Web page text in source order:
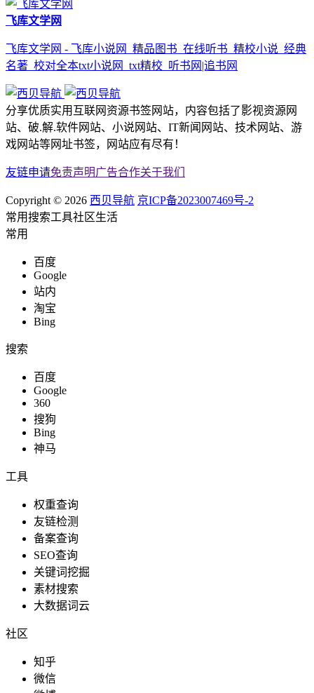
飞库文学网
飞库文学网 - 飞库小说网_精品图书_在线听书_精校小说_经典
名著_校对全本txt小说网_txt精校_听书网|追书网
分享优质实用互联网资源书签网站，内容包括了影视资源网
站、破.解.软件网站、小说网站、IT新闻网站、技术网站、游
戏网站等网址书签，网站应有尽有！
友链申请免责声明广告合作关于我们
Copyright © 2026 西贝导航 京ICP备2023007469号-2
常用搜索工具社区生活
常用
百度
Google
站内
淘宝
Bing
搜索
百度
Google
360
搜狗
Bing
神马
工具
权重查询
友链检测
备案查询
SEO查询
关键词挖掘
素材搜索
大数据词云
社区
知乎
微信